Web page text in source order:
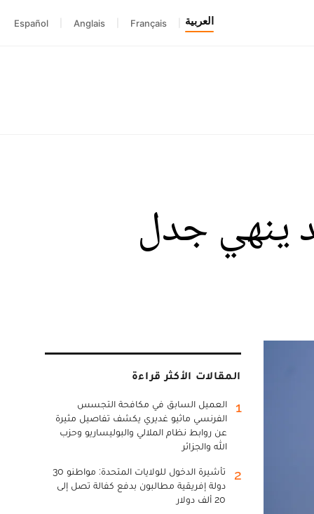
العربية Français
Anglais
Español
ينهي جدل
المقالات الأكثر قراءة
1
العميل السابق في مكافحة التجسس
الفرنسي ماثيو غديري يكشف تفاصيل مثيرة
عن روابط نظام الملالي والبوليساريو وحزب
الله والجزائر
2
تأشيرة الدخول للولايات المتحدة: مواطنو 30
دولة إفريقية مطالبون بدفع كفالة تصل إلى
20 ألف دولار